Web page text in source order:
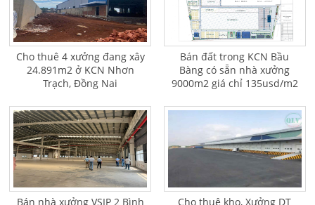
Cho thuê 4 xưởng đang xây
24.891m2 ở KCN Nhơn
Trạch, Đồng Nai
Bán đất trong KCN Bầu
Bàng có sẵn nhà xưởng
9000m2 giá chỉ 135usd/m2
Bán nhà xưởng VSIP 2 Bình
Cho thuê kho, Xưởng DT